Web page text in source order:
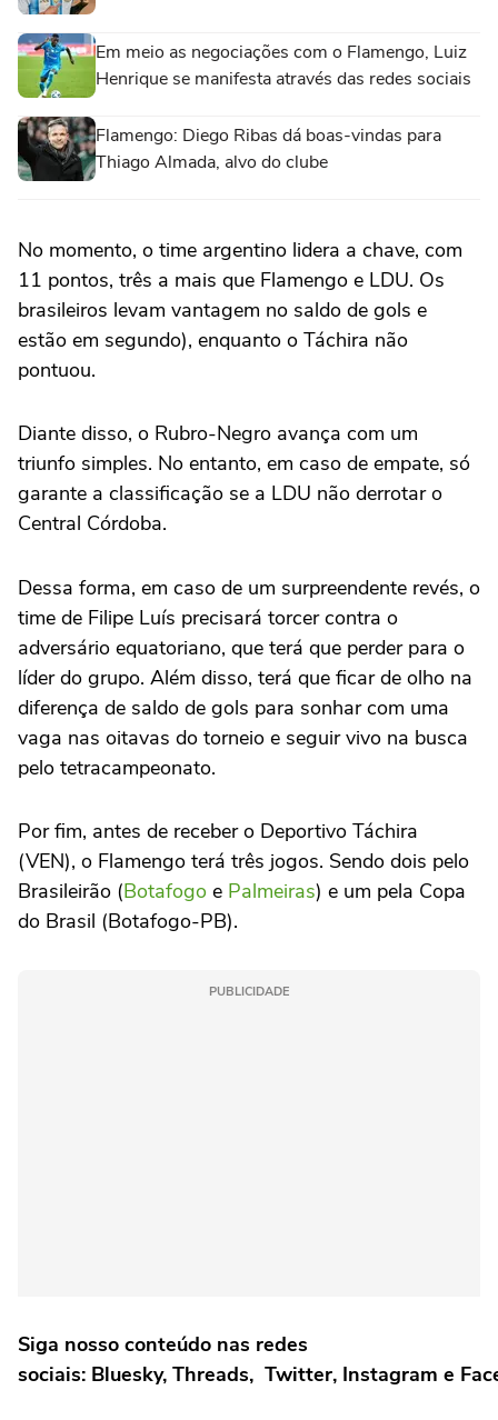
Em meio as negociações com o Flamengo, Luiz
Henrique se manifesta através das redes sociais
Flamengo: Diego Ribas dá boas-vindas para
Thiago Almada, alvo do clube
No momento, o time argentino lidera a chave, com
11 pontos, três a mais que Flamengo e LDU. Os
brasileiros levam vantagem no saldo de gols e
estão em segundo), enquanto o Táchira não
pontuou.
Diante disso, o Rubro-Negro avança com um
triunfo simples. No entanto, em caso de empate, só
garante a classificação se a LDU não derrotar o
Central Córdoba.
Dessa forma, em caso de um surpreendente revés, o
time de Filipe Luís precisará torcer contra o
adversário equatoriano, que terá que perder para o
líder do grupo. Além disso, terá que ficar de olho na
diferença de saldo de gols para sonhar com uma
vaga nas oitavas do torneio e seguir vivo na busca
pelo tetracampeonato.
Por fim, antes de receber o Deportivo Táchira
(VEN), o Flamengo terá três jogos. Sendo dois pelo
Brasileirão (Botafogo e Palmeiras) e um pela Copa
do Brasil (Botafogo-PB).
PUBLICIDADE
Siga nosso conteúdo nas redes
sociais: Bluesky, Threads, Twitter, Instagram e